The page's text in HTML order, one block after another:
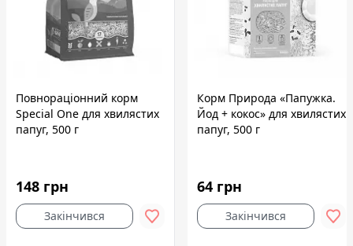
Повнораціонний корм
Speciаl One для хвилястих
папуг, 500 г
148 грн
Закінчився
Корм Природа «Папужка.
Йод + кокос» для хвилястих
папуг, 500 г
64 грн
Закінчився